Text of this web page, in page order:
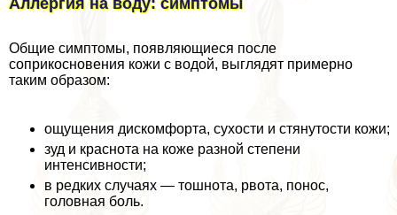
Общие симптомы, появляющиеся после
соприкосновения кожи с водой, выглядят примерно
таким образом:
ощущения дискомфорта, сухости и стянутости кожи;
зуд и краснота на коже разной степени
интенсивности;
в редких случаях — тошнота, рвота, понос,
головная боль.